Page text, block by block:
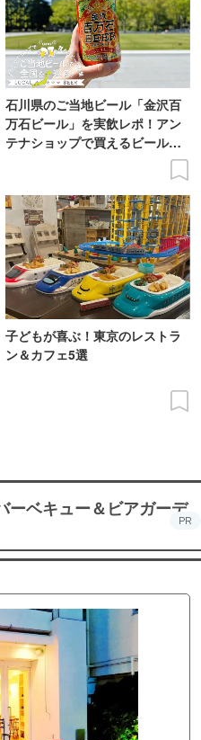
石川県のご当地ビール「金沢百
万石ビール」を実飲レポ！アン
テナショップで買えるビール特
子どもが喜ぶ！東京のレストラ
ン＆カフェ5選
ーベキュー＆ビアガーデ
PR